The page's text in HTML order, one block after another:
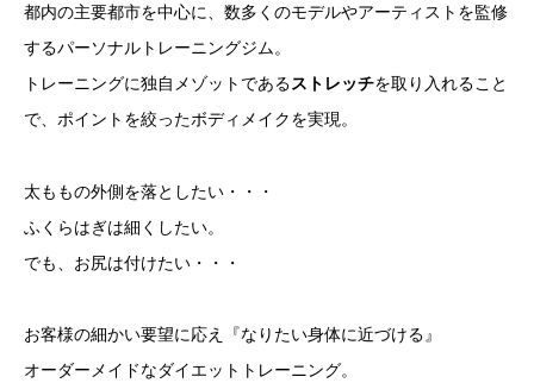
都内の主要都市を中心に、数多くのモデルやアーティストを監修
するパーソナルトレーニングジム。
トレーニングに独自メゾットであるストレッチを取り入れること
で、ポイントを絞ったボディメイクを実現。
太ももの外側を落としたい・・・
ふくらはぎは細くしたい。
でも、お尻は付けたい・・・
お客様の細かい要望に応え『なりたい身体に近づける』
オーダーメイドなダイエットトレーニング。